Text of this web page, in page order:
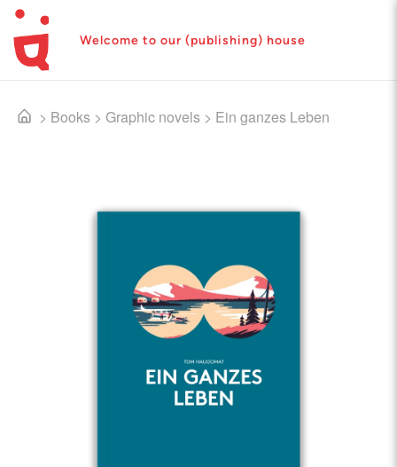
Welcome to our (publishing) house
> Books > Graphic novels > Ein ganzes Leben